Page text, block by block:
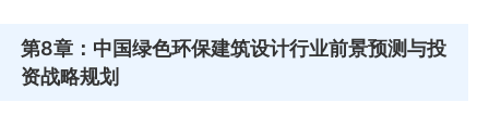
第8章 ：中国绿色环保建筑设计行业前景预测与投
资战略规划